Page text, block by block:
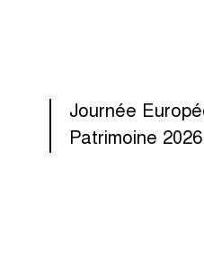
Journée
Patrimoine